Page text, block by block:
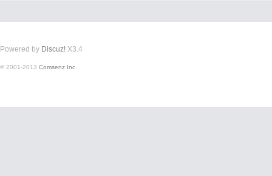
Powered by Discuz! X3.4
© 2001-2013 Comsenz Inc.